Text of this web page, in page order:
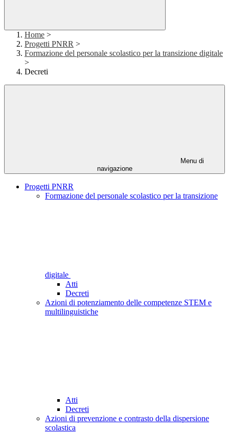
Home >
Progetti PNRR >
Formazione del personale scolastico per la transizione digitale
>
Decreti
Menu di
navigazione
Progetti PNRR
Formazione del personale scolastico per la transizione
digitale
Atti
Decreti
Azioni di potenziamento delle competenze STEM e
multilinguistiche
Atti
Decreti
Azioni di prevenzione e contrasto della dispersione
scolastica